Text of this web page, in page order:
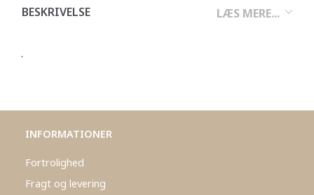
LÆS MERE...
BESKRIVELSE
.
INFORMATIONER
Fortrolighed
Fragt og levering